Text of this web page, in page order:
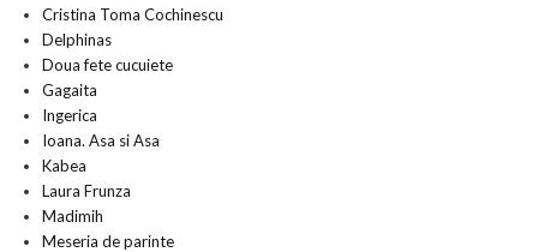
Cristina Toma Cochinescu
Delphinas
Doua fete cucuiete
Gagaita
Ingerica
Ioana. Asa si Asa
Kabea
Laura Frunza
Madimih
Meseria de parinte